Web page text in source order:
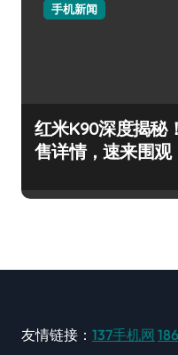
手机新闻
红米K90深度揭秘
售详情，速来围观
友情链接： 137手机网